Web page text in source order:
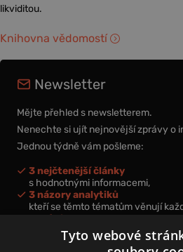
likviditou.
Knihovna vědomostí
Newsletter
Mějte přehled s newsletterem.
Nenechte si ujít nejnovější zprávy o
Jednou týdně vám pošleme:
3 nejčtenější články
s hodnotnými informacemi,
3 názory analytiků
kteří se těmto tématům věnují
nová videa a podcasty
k prohloubení vašich znalostí.
Tyto webové